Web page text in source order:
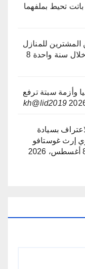
تحيط بملفهما
المشترين للمنازل
8
وأزمة سبتة ترفع
kh@lid2019
بسيادة
إرث غوستافو